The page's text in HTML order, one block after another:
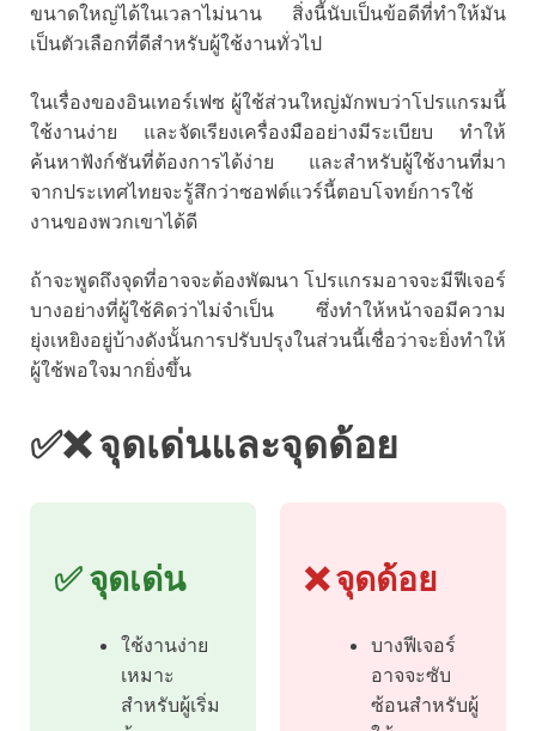
ขนาดใหญ่ได้ในเวลาไม่นาน สิ่งนี้นับเป็นข้อดีที่ทำให้มัน
เป็นตัวเลือกที่ดีสำหรับผู้ใช้งานทั่วไป
ในเรื่องของอินเทอร์เฟซ ผู้ใช้ส่วนใหญ่มักพบว่าโปรแกรมนี้
ใช้งานง่าย และจัดเรียงเครื่องมืออย่างมีระเบียบ ทำให้
ค้นหาฟังก์ชันที่ต้องการได้ง่าย และสำหรับผู้ใช้งานที่มา
จากประเทศไทยจะรู้สึกว่าซอฟต์แวร์นี้ตอบโจทย์การใช้
งานของพวกเขาได้ดี
ถ้าจะพูดถึงจุดที่อาจจะต้องพัฒนา โปรแกรมอาจจะมีฟีเจอร์
บางอย่างที่ผู้ใช้คิดว่าไม่จำเป็น ซึ่งทำให้หน้าจอมีความ
ยุ่งเหยิงอยู่บ้างดังนั้นการปรับปรุงในส่วนนี้เชื่อว่าจะยิ่งทำให้
ผู้ใช้พอใจมากยิ่งขึ้น
✅❌ จุดเด่นและจุดด้อย
✅ จุดเด่น
ใช้งานง่าย
เหมาะ
สำหรับผู้เริ่ม
❌ จุดด้อย
บางฟีเจอร์
อาจจะซับ
ซ้อนสำหรับผู้